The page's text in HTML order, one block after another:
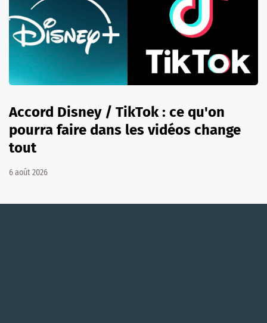
Accord Disney / TikTok : ce qu'on
pourra faire dans les vidéos change
tout
6 août 2026